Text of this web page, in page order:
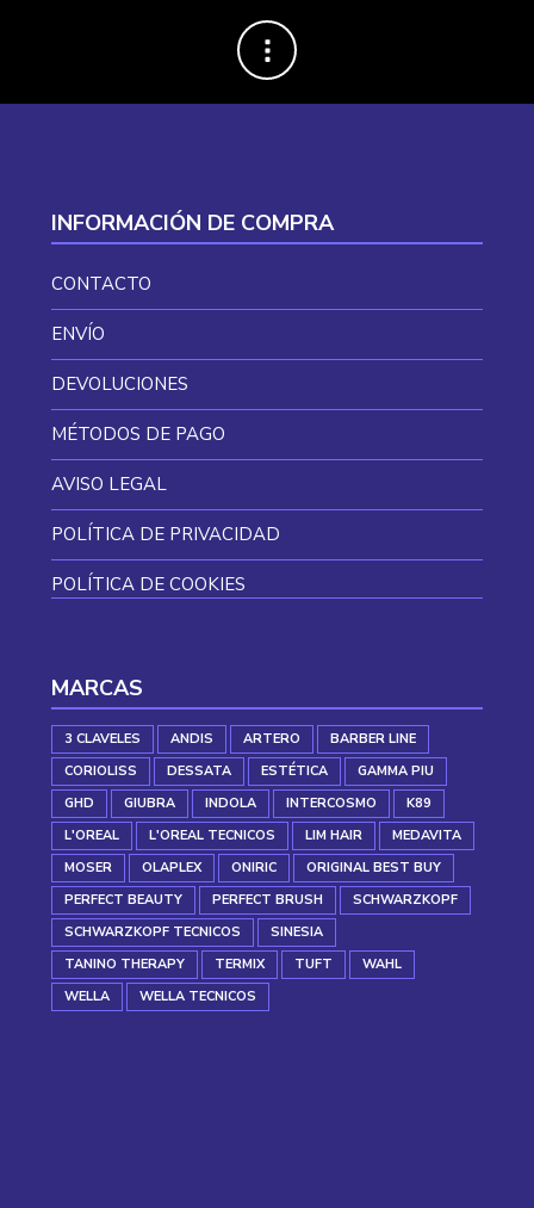
INFORMACIÓN DE COMPRA
CONTACTO
ENVÍO
DEVOLUCIONES
MÉTODOS DE PAGO
AVISO LEGAL
POLÍTICA DE PRIVACIDAD
POLÍTICA DE COOKIES
MARCAS
3 CLAVELES ANDIS ARTERO
BARBER LINE
CORIOLISS
DESSATA ESTÉTICA
GAMMA PIU
GHD
GIUBRA INDOLA INTERCOSMO
K89
L'OREAL
L'OREAL TECNICOS LIM HAIR
MEDAVITA
MOSER
OLAPLEX ONIRIC
ORIGINAL BEST BUY
PERFECT BEAUTY
PERFECT BRUSH
SCHWARZKOPF
SCHWARZKOPF TECNICOS
SINESIA
TANINO THERAPY
TERMIX TUFT
WAHL
WELLA
WELLA TECNICOS